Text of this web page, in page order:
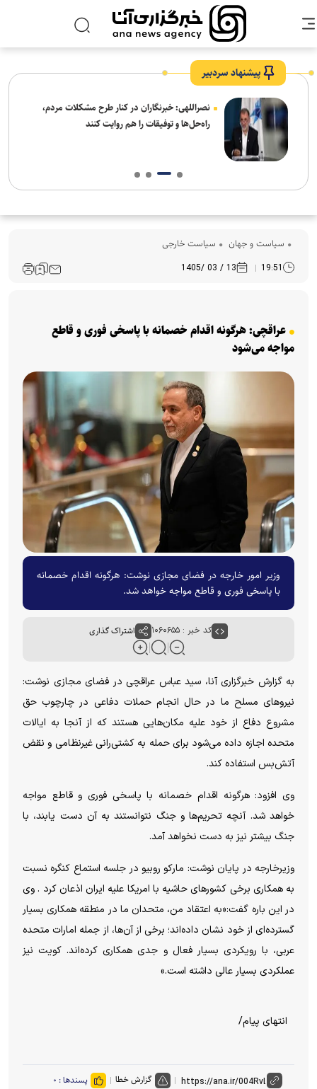
پیشنهاد سردبیر
نصراللهی: خبرنگاران در کنار طرح مشکلات مردم،
راه‌حل‌ها و توفیقات را هم روایت کنند
سیاست و جهان سیاست خارجی
19:51
13 / 03 /1405
عراقچی: هرگونه اقدام خصمانه با پاسخی فوری و قاطع
مواجه می‌شود
وزیر امور خارجه در فضای مجازی نوشت: هرگونه اقدام خصمانه
با پاسخی فوری و قاطع مواجه خواهد شد.
کد خبر : ۱۰۶۰۶۵۵ اشتراک گذاری
به گزارش خبرگزاری آنا، سید عباس عراقچی در فضای مجازی نوشت:
نیروهای مسلح ما در حال انجام حملات دفاعی در چارچوب حق
مشروع دفاع از خود علیه مکان‌هایی هستند که از آنجا به ایالات
متحده اجازه داده می‌شود برای حمله به کشتی‌رانی غیرنظامی و نقض
آتش‌بس استفاده کند.
وی افزود: هرگونه اقدام خصمانه با پاسخی فوری و قاطع مواجه
خواهد شد. آنچه تحریم‌ها و جنگ نتوانستند به آن دست یابند، با
جنگ بیشتر نیز به دست نخواهد آمد.
وزیرخارجه در پایان نوشت: مارکو روبیو در جلسه استماع کنگره نسبت
به همکاری برخی کشورهای حاشیه با امریکا علیه ایران اذعان کرد . وی
در این باره گفت:«به اعتقاد من، متحدان ما در منطقه همکاری بسیار
گسترده‌ای از خود نشان داده‌اند؛ برخی از آن‌ها، از جمله امارات متحده
عربی، با رویکردی بسیار فعال و جدی همکاری کرده‌اند. کویت نیز
عملکردی بسیار عالی داشته است.»
انتهای پیام/
گزارش خطا پسندها : ۰